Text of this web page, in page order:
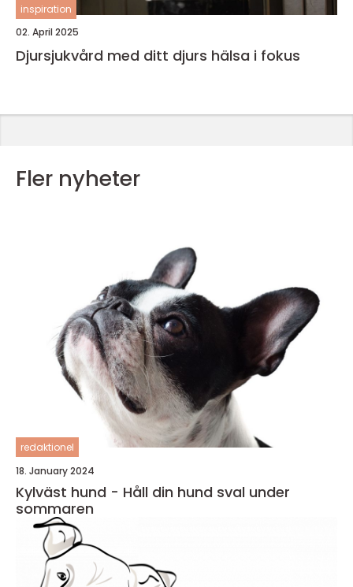
inspiration
02. April 2025
Djursjukvård med ditt djurs hälsa i fokus
Fler nyheter
redaktionel
18. January 2024
Kylväst hund - Håll din hund sval under
sommaren